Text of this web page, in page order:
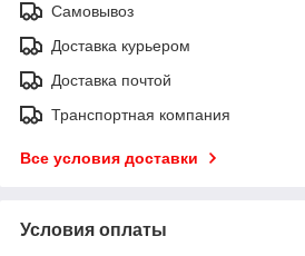
Самовывоз
Доставка курьером
Доставка почтой
Транспортная компания
Все условия доставки
Условия оплаты